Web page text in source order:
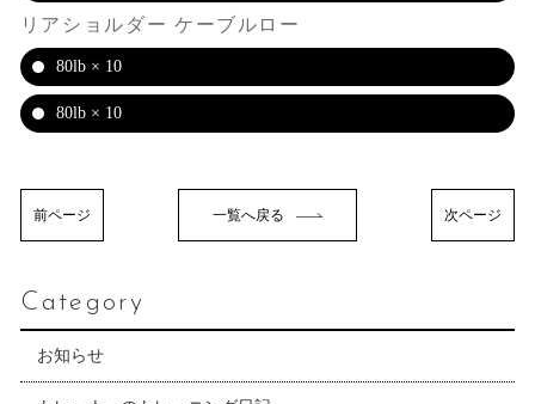
リアショルダー ケーブルロー
80lb × 10
80lb × 10
前ページ 一覧へ戻る 次ページ
Category
お知らせ